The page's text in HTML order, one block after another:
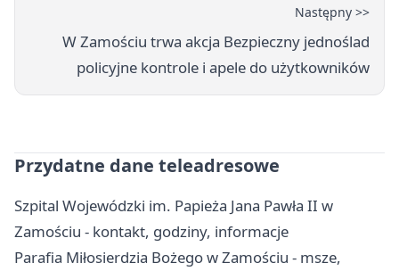
Następny >>
W Zamościu trwa akcja Bezpieczny jednoślad
policyjne kontrole i apele do użytkowników
Przydatne dane teleadresowe
Szpital Wojewódzki im. Papieża Jana Pawła II w
Zamościu - kontakt, godziny, informacje
Parafia Miłosierdzia Bożego w Zamościu - msze,